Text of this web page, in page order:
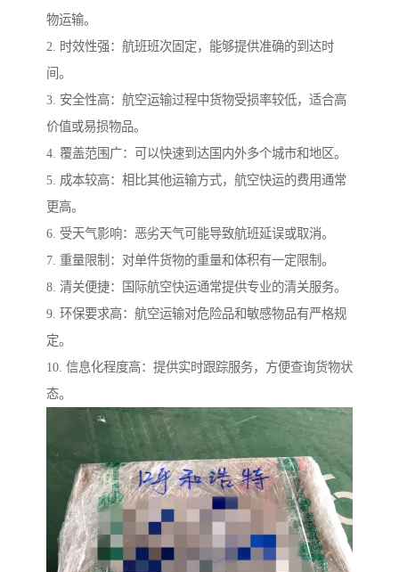
物运输。
2. 时效性强：航班班次固定，能够提供准确的到达时
间。
3. 安全性高：航空运输过程中货物受损率较低，适合高
价值或易损物品。
4. 覆盖范围广：可以快速到达国内外多个城市和地区。
5. 成本较高：相比其他运输方式，航空快运的费用通常
更高。
6. 受天气影响：恶劣天气可能导致航班延误或取消。
7. 重量限制：对单件货物的重量和体积有一定限制。
8. 清关便捷：国际航空快运通常提供专业的清关服务。
9. 环保要求高：航空运输对危险品和敏感物品有严格规
定。
10. 信息化程度高：提供实时跟踪服务，方便查询货物状
态。